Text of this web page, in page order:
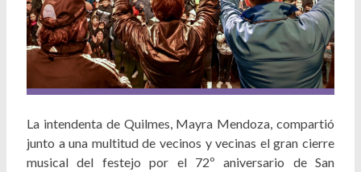
La intendenta de Quilmes, Mayra Mendoza, compartió
junto a una multitud de vecinos y vecinas el gran cierre
musical del festejo por el 72º aniversario de San